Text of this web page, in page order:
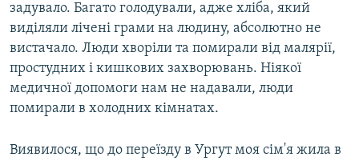
задувало. Багато голодували, адже хліба, який
виділяли лічені грами на людину, абсолютно не
вистачало. Люди хворіли та помирали від малярії,
простудних і кишкових захворювань. Ніякої
медичної допомоги нам не надавали, люди
помирали в холодних кімнатах.
Виявилося, що до переїзду в Ургут моя сім'я жила в